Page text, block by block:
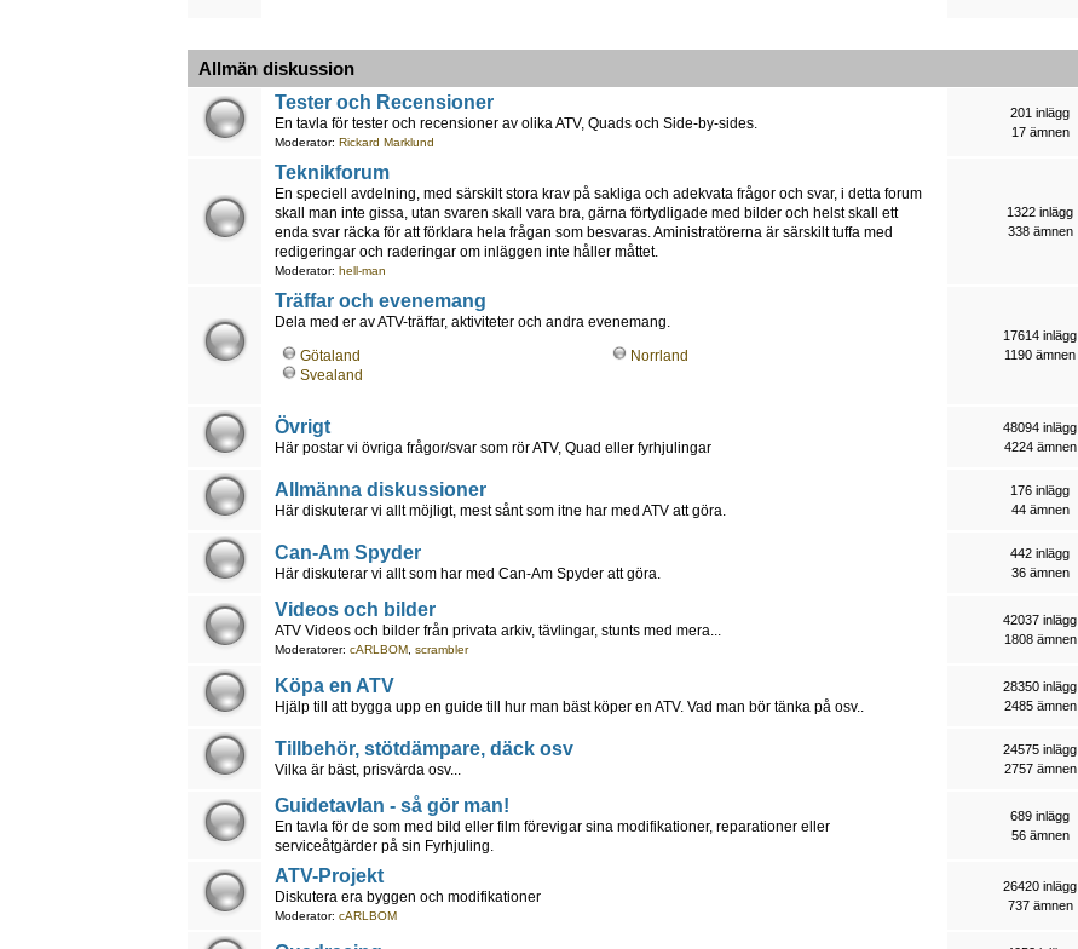
Allmän diskussion
Tester och Recensioner
En tavla för tester och recensioner av olika ATV, Quads och Side-by-sides.
Moderator: Rickard Marklund
201 inlägg
17 ämnen
Teknikforum
En speciell avdelning, med särskilt stora krav på sakliga och adekvata frågor och svar, i detta forum
skall man inte gissa, utan svaren skall vara bra, gärna förtydligade med bilder och helst skall ett
enda svar räcka för att förklara hela frågan som besvaras. Aministratörerna är särskilt tuffa med
redigeringar och raderingar om inläggen inte håller måttet.
Moderator: hell-man
1322 inlägg
338 ämnen
Träffar och evenemang
Dela med er av ATV-träffar, aktiviteter och andra evenemang.
Götaland
Svealand
Norrland
17614 inlägg
1190 ämnen
Övrigt
Här postar vi övriga frågor/svar som rör ATV, Quad eller fyrhjulingar
48094 inlägg
4224 ämnen
Allmänna diskussioner
Här diskuterar vi allt möjligt, mest sånt som itne har med ATV att göra.
176 inlägg
44 ämnen
Can-Am Spyder
Här diskuterar vi allt som har med Can-Am Spyder att göra.
442 inlägg
36 ämnen
Videos och bilder
ATV Videos och bilder från privata arkiv, tävlingar, stunts med mera...
Moderatorer: cARLBOM, scrambler
42037 inlägg
1808 ämnen
Köpa en ATV
Hjälp till att bygga upp en guide till hur man bäst köper en ATV. Vad man bör tänka på osv..
28350 inlägg
2485 ämnen
Tillbehör, stötdämpare, däck osv
Vilka är bäst, prisvärda osv...
24575 inlägg
2757 ämnen
Guidetavlan - så gör man!
En tavla för de som med bild eller film förevigar sina modifikationer, reparationer eller
serviceåtgärder på sin Fyrhjuling.
689 inlägg
56 ämnen
ATV-Projekt
Diskutera era byggen och modifikationer
Moderator: cARLBOM
26420 inlägg
737 ämnen